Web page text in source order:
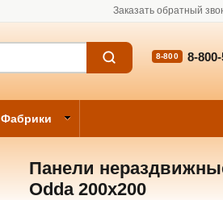
Заказать обратный
8-800 8-
Фабрики
Панели
Odda 200x200